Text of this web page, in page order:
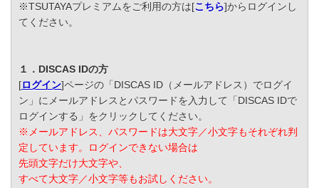
※TSUTAYAプレミアムをご利用の方は[こちら]からログインし
てください。
１．DISCAS IDの方
[ログイン]ページの「DISCAS ID（メールアドレス）でログイ
ン」にメールアドレスとパスワードを入力して「DISCAS IDで
ログインする」をクリックしてください。
※メールアドレス、パスワードは大文字／小文字もそれぞれ判
定しています。ログインできない場合は
先頭文字だけ大文字や、
すべて大文字／小文字等もお試しください。